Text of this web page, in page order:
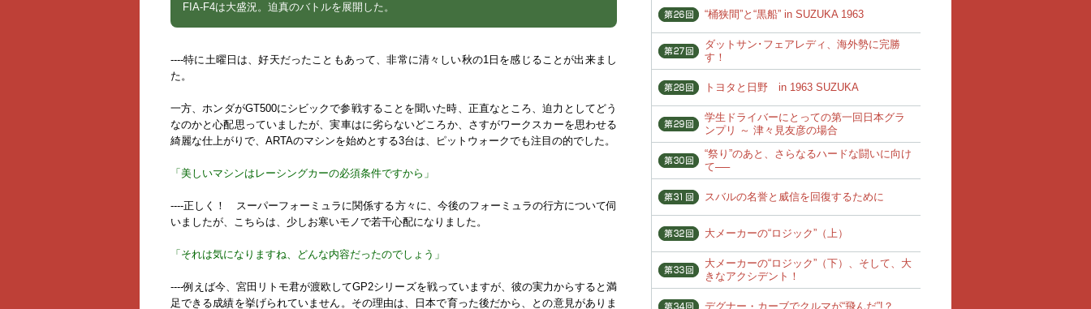
FIA-F4は大盛況。迫真のバトルを展開した。
----特に土曜日は、好天だったこともあって、非常に清々しい秋の1日を感じることが出来まし
た。
一方、ホンダがGT500にシビックで参戦することを聞いた時、正直なところ、迫力としてどう
なのかと心配思っていましたが、実車はに劣らないどころか、さすがワークスカーを思わせる
綺麗な仕上がりで、ARTAのマシンを始めとする3台は、ピットウォークでも注目の的でした。
「美しいマシンはレーシングカーの必須条件ですから」
----正しく！ スーパーフォーミュラに関係する方々に、今後のフォーミュラの行方について伺
いましたが、こちらは、少しお寒いモノで若干心配になりました。
「それは気になりますね、どんな内容だったのでしょう」
----例えば今、宮田リトモ君が渡欧してGP2シリーズを戦っていますが、彼の実力からすると満
足できる成績を挙げられていません。その理由は、日本で育った後だから、との意見がありま
“桶狭間”と“黒船” in SUZUKA 1963
ダットサン･フェアレディ、海外勢に完勝
す！
トヨタと日野 in 1963 SUZUKA
学生ドライバーにとっての第一回日本グラ
ンプリ ～ 津々見友彦の場合
“祭り”のあと、さらなるハードな闘いに向け
て──
スバルの名誉と威信を回復するために
大メーカーの“ロジック”（上）
大メーカーの“ロジック”（下）、そして、大
きなアクシデント！
デグナー・カーブでクルマが“飛んだ”!？